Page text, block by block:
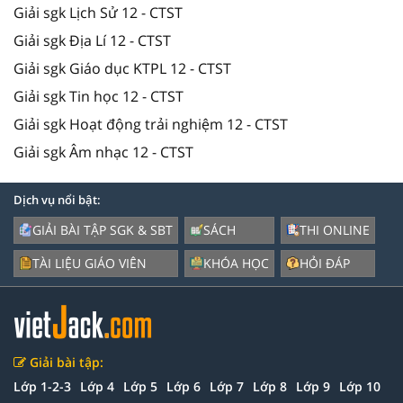
Giải sgk Lịch Sử 12 - CTST
Giải sgk Địa Lí 12 - CTST
Giải sgk Giáo dục KTPL 12 - CTST
Giải sgk Tin học 12 - CTST
Giải sgk Hoạt động trải nghiệm 12 - CTST
Giải sgk Âm nhạc 12 - CTST
Dịch vụ nổi bật:
GIẢI BÀI TẬP SGK & SBT
TÀI LIỆU GIÁO VIÊN
SÁCH
KHÓA HỌC
THI ONLINE
HỎI ĐÁP
Giải bài tập:
Lớp 1-2-3 Lớp 4 Lớp 5 Lớp 6 Lớp 7 Lớp 8 Lớp 9 Lớp 10